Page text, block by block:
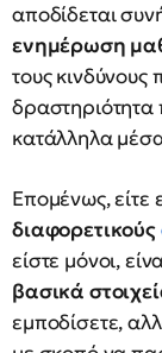
αποδίδεται
ενημέρωση
τους κινδύνους
δραστηριότητα
κατάλληλα
Επομένως, είτε
διαφορετικούς
είστε μόνοι,
βασικά
εμποδίσετε,